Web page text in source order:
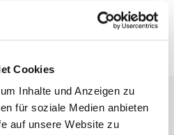
Cookies
Inhalte und Anzeigen zu
für soziale Medien anbieten
auf unsere Website zu